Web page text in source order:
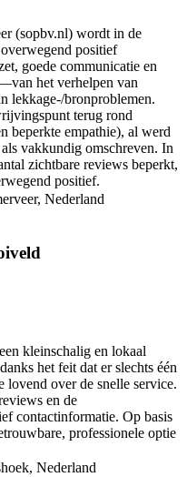
(sopbv.nl) wordt in de
positief
goede communicatie en
het verhelpen van
lekkage-/bronproblemen.
terug rond
beperkte empathie), al werd
vakkundig omschreven. In
zichtbare reviews beperkt,
positief.
Nederland
kleinschalig en lokaal
het feit dat er slechts één
lovend over de snelle service.
en de
contactinformatie. Op basis
professionele optie
Nederland